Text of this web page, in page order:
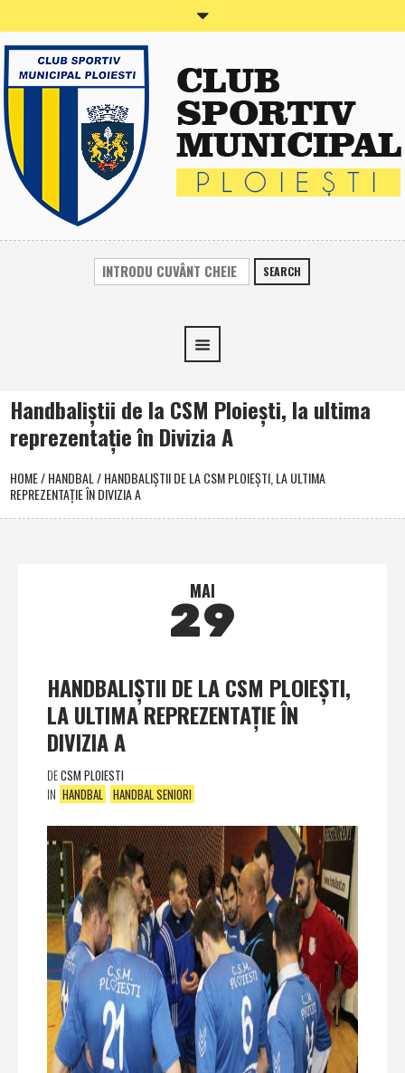
SEARCH
Handbaliştii de la CSM Ploieşti, la ultima
reprezentaţie în Divizia A
HOME/HANDBAL/HANDBALIŞTII DE LA CSM PLOIEŞTI, LA ULTIMA
REPREZENTAŢIE ÎN DIVIZIA A
MAI
29
HANDBALIŞTII DE LA CSM PLOIEŞTI,
LA ULTIMA REPREZENTAŢIE ÎN
DIVIZIA A
DECSM PLOIESTI
IN HANDBAL HANDBAL SENIORI